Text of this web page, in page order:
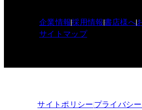
企業情報採用情報書店様へ
サイトマップ
サイトポリシープライバシ